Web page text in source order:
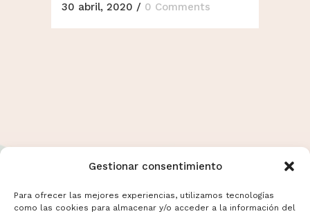
Gestionar consentimiento
Para ofrecer las mejores experiencias, utilizamos tecnologías
como las cookies para almacenar y/o acceder a la información del
30 abril, 2020 / 0 Comments